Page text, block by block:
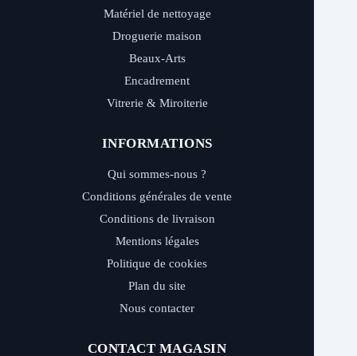
Matériel de nettoyage
Droguerie maison
Beaux-Arts
Encadrement
Vitrerie & Miroiterie
INFORMATIONS
Qui sommes-nous ?
Conditions générales de vente
Conditions de livraison
Mentions légales
Politique de cookies
Plan du site
Nous contacter
CONTACT MAGASIN